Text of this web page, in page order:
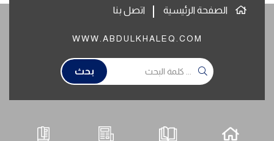
الصفحة الرئيسية اتصل بنا
WWW.ABDULKHALEQ.COM
بحث